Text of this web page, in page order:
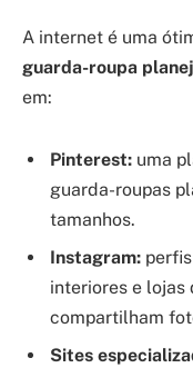
A internet é uma
guarda-roupa
em:
Pinterest: uma
guarda-roupas
tamanhos.
Instagram:
interiores e lojas
compartilham
Sites